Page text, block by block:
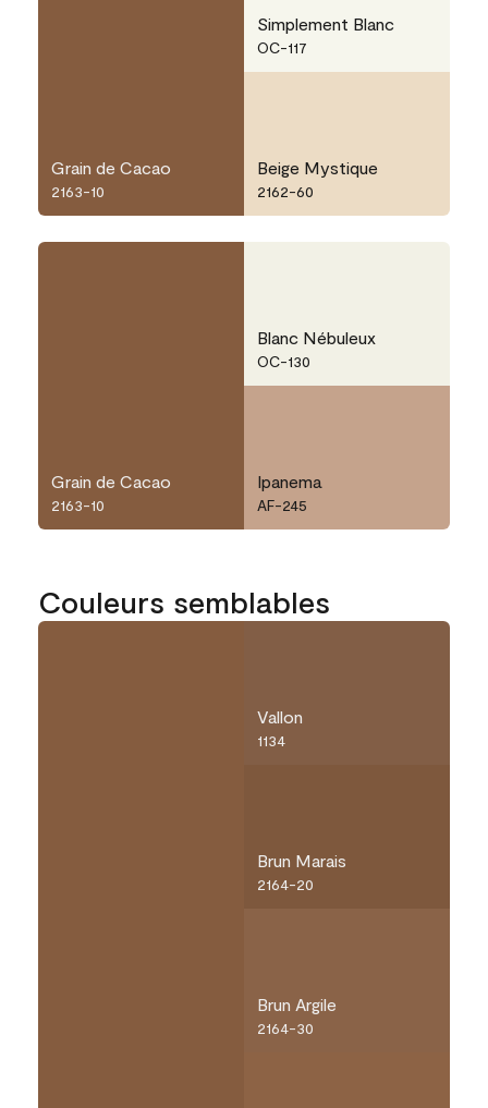
Grain de Cacao
2163-10
Simplement Blanc
OC-117
Beige Mystique
2162-60
Grain de Cacao
2163-10
Blanc Nébuleux
OC-130
Ipanema
AF-245
Couleurs semblables
Vallon
1134
Brun Marais
2164-20
Brun Argile
2164-30